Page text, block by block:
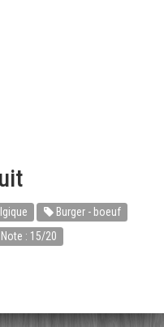
Burger - boeuf
: 15/20